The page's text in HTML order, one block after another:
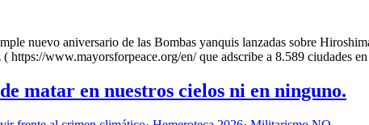
nuevo aniversario de las Bombas yanquis lanzadas sobre
https://www.mayorsforpeace.org/en/ que adscribe a 8.589 ciudades
matar en nuestros cielos ni en ninguno.